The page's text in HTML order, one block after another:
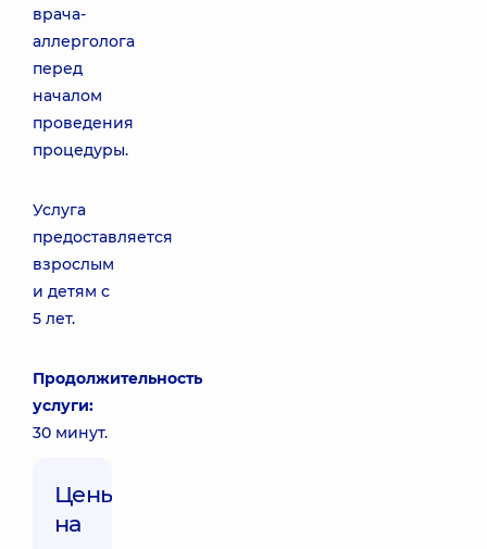
врача-
аллерголога
перед
началом
проведения
процедуры.
Услуга
предоставляется
взрослым
и детям с
5 лет.
Продолжительность
услуги:
30 минут.
Цены
на